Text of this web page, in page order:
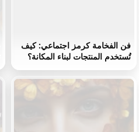
فن الفخامة كرمز اجتماعي: كيف
تُستخدم المنتجات لبناء المكانة؟